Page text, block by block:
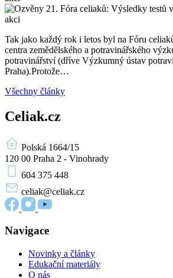
Tak jako každý rok i letos byl na Fóru
centra zemědělského a potravinářského
potravinářství (dříve Výzkumný ústav
Praha).Protože…
Všechny články
Celiak.cz
Polská 1664/15
120 00 Praha 2 - Vinohrady
604 375 448
celiak@celiak.cz
Navigace
Novinky a články
Edukační materiály
O nás